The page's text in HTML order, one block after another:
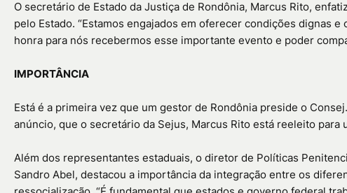
O secretário de Estado da Justiça de Rondônia, Marcus Rito,
pelo Estado. “Estamos engajados em oferecer condições dignas
honra para nós recebermos esse importante evento e poder
IMPORTÂNCIA
Está é a primeira vez que um gestor de Rondônia preside o
anúncio, que o secretário da Sejus, Marcus Rito está reeleito para
Além dos representantes estaduais, o diretor de Políticas
Sandro Abel, destacou a importância da integração entre os